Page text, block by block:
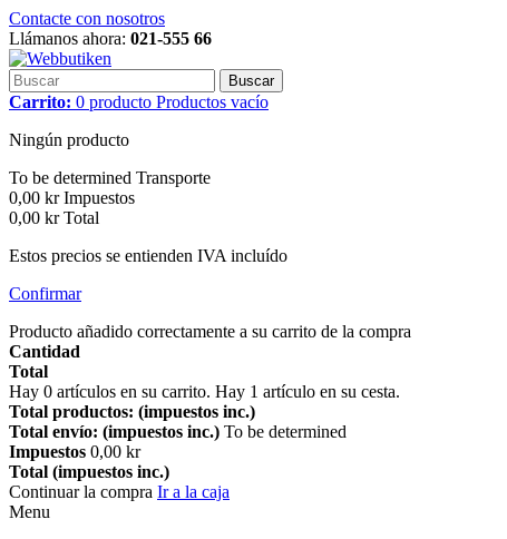
Contacte con nosotros
Llámanos ahora: 021-555 66
Buscar
Carrito: 0 producto Productos vacío
Ningún producto
To be determined Transporte
0,00 kr Impuestos
0,00 kr Total
Estos precios se entienden IVA incluído
Confirmar
Producto añadido correctamente a su carrito de la compra
Cantidad
Total
Hay 0 artículos en su carrito. Hay 1 artículo en su cesta.
Total productos: (impuestos inc.)
Total envío: (impuestos inc.) To be determined
Impuestos 0,00 kr
Total (impuestos inc.)
Continuar la compra Ir a la caja
Menu